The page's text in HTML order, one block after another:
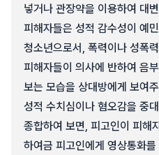
넣거나 관장약을 이용하여 대
피해자들은 성적 감수성이 예
청소년으로서, 폭력이나 성폭
피해자들이 의사에 반하여 음
보는 모습을 상대방에게 보여
성적 수치심이나 혐오감을 중
종합하여 보면, 피고인이 피해
하여금 피고인에게 영상통화